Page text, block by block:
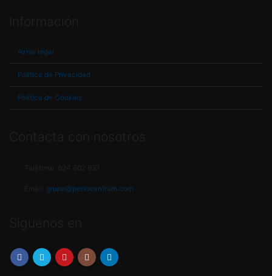
Información
Aviso legal
Política de Privacidad
Política de Cookies
Contacta con nosotros
Teléfono: 624 602 937
Email: grupo@periocentrum.com
Siguenos en